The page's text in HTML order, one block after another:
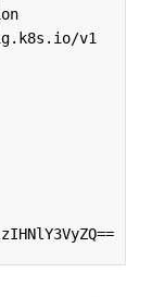
v1